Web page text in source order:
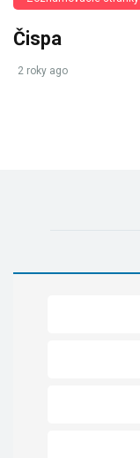
Čispa
2 roky ago